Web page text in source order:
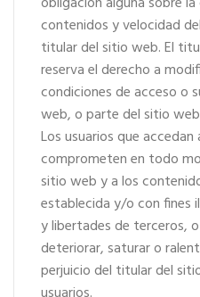
contenidos y velocidad
titular del sitio web. El
reserva el derecho a
condiciones de acceso o
web, o parte del sitio
Los usuarios que
comprometen en todo
sitio web y a los
establecida y/o con fines
y libertades de terceros,
deteriorar, saturar o
perjuicio del titular del